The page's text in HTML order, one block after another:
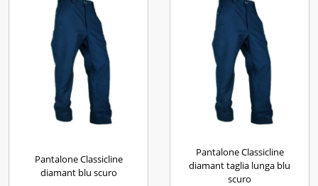
Pantalone Classicline
diamant blu scuro
Pantalone Classicline
diamant taglia lunga blu
scuro